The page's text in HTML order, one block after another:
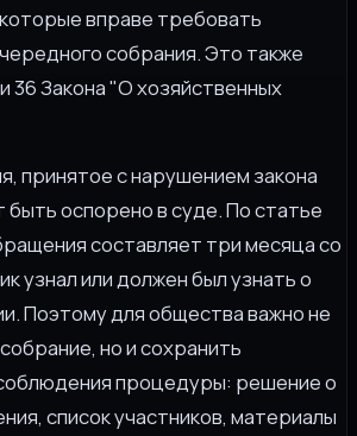
вправе требовать
собрания. Это также
36 Закона "О хозяйственных
принятое с нарушением закона
быть оспорено в суде. По статье
составляет три месяца со
узнал или должен был узнать о
Поэтому для общества важно не
но и сохранить
процедуры: решение о
список участников, материалы